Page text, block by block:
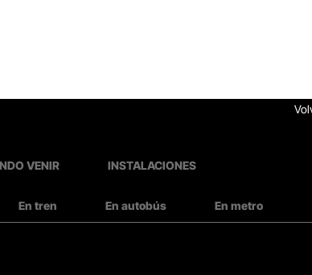
VENIR INSTALACIONES
En tren En autobús En metro